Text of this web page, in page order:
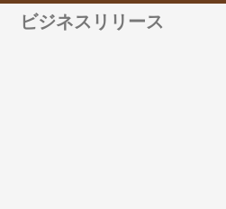
ビジネスリリース